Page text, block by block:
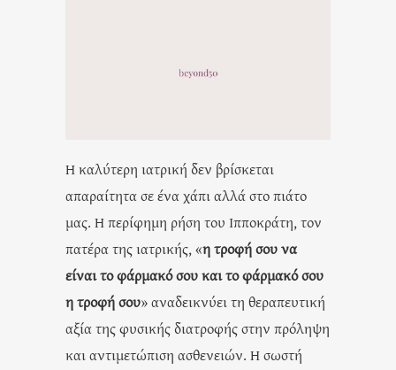
Η καλύτερη ιατρική δεν βρίσκεται
απαραίτητα σε ένα χάπι αλλά στο πιάτο
μας. Η περίφημη ρήση του Ιπποκράτη, τον
πατέρα της ιατρικής, «η τροφή σου να
είναι το φάρμακό σου και το φάρμακό σου
η τροφή σου» αναδεικνύει τη θεραπευτική
αξία της φυσικής διατροφής στην πρόληψη
και αντιμετώπιση ασθενειών. Η σωστή